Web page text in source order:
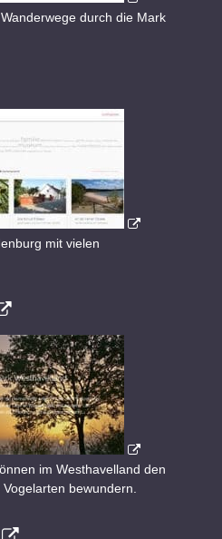
durch die Mark
mit vielen
im Westhavelland den
bewundern.